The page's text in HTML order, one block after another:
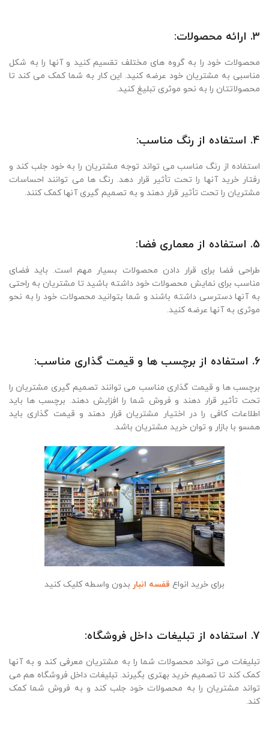
3. ارائه محصولات:
محصولات خود را به گروه های مختلف تقسیم کنید و آنها را به شکل
مناسبی به مشتریان خود عرضه کنید. این کار به شما کمک می کند تا
محصولاتتان را به نحو موثری تبلیغ کنید.
4. استفاده از رنگ مناسب:
استفاده از رنگ مناسب می تواند توجه مشتریان را به خود جلب کند و
رفتار خرید آنها را تحت تأثیر قرار دهد. رنگ ها می توانند احساسات
مشتریان را تحت تأثیر قرار دهند و به تصمیم گیری آنها کمک کنند.
5. استفاده از معماری فضا:
طراحی فضا برای قرار دادن محصولات بسیار مهم است. باید فضای
مناسب برای نمایش محصولات خود داشته باشید تا مشتریان به راحتی
به آنها دسترسی داشته باشند و شما بتوانید محصولات خود را به نحو
موثری به آنها عرضه کنید.
6. استفاده از برچسب ها و قیمت گذاری مناسب:
برچسب ها و قیمت گذاری مناسب می توانند تصمیم گیری مشتریان را
تحت تأثیر قرار دهند و فروش شما را افزایش دهند. برچسب ها باید
اطلاعات کافی را در اختیار مشتریان قرار دهند و قیمت گذاری باید
همسو با بازار و توان خرید مشتریان باشد.
برای خرید انواع قفسه انبار بدون واسطه کلیک کنید
7. استفاده از تبلیغات داخل فروشگاه:
تبلیغات می تواند محصولات شما را به مشتریان معرفی کند و به آنها
کمک کند تا تصمیم خرید بهتری بگیرند. تبلیغات داخل فروشگاه هم می
تواند مشتریان را به محصولات خود جلب کند و به فروش شما کمک
کند.